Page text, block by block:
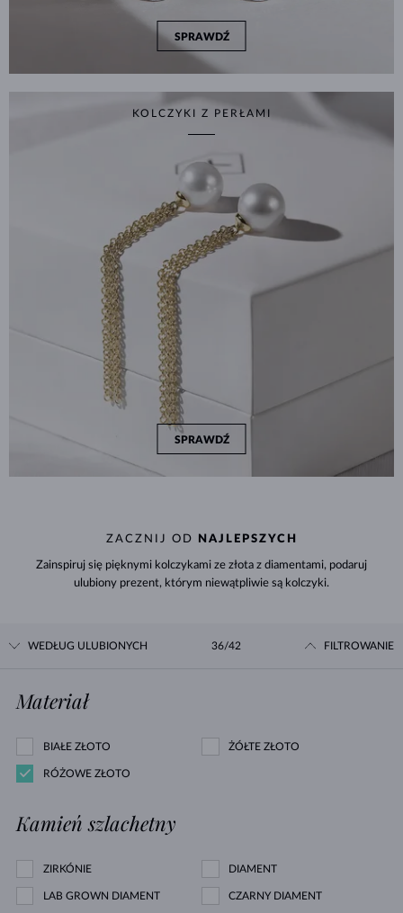
SPRAWDŹ
KOLCZYKI Z PERŁAMI
SPRAWDŹ
ZACZNIJ OD NAJLEPSZYCH
Zainspiruj się pięknymi kolczykami ze złota z diamentami, podaruj
ulubiony prezent, którym niewątpliwie są kolczyki.
WEDŁUG ULUBIONYCH 36/42 FILTROWANIE
Materiał
BIAŁE ZŁOTO ŻÓŁTE ZŁOTO
RÓŻOWE ZŁOTO
Kamień szlachetny
ZIRKÓNIE DIAMENT
LAB GROWN DIAMENT CZARNY DIAMENT